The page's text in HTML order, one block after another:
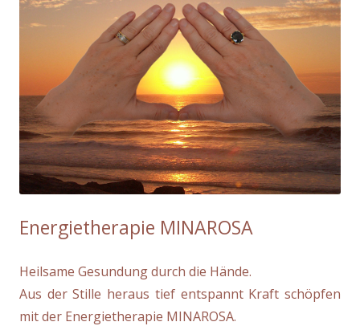
Energietherapie MINAROSA
Heilsame Gesundung durch die Hände.
Aus der Stille heraus tief entspannt Kraft schöpfen
mit der Energietherapie MINAROSA.